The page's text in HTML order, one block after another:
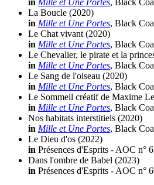
in Mille et Une Portes, Black
La Boucle (2020)
in Mille et Une Portes, Black
Le Chat vivant (2020)
in Mille et Une Portes, Black
Le Chevalier, le pirate et la
in Mille et Une Portes, Black
Le Sang de l'oiseau (2020)
in Mille et Une Portes, Black
Le Sommeil créatif de Maxime
in Mille et Une Portes, Black
Nos habitats interstitiels (2020)
in Mille et Une Portes, Black
Le Dieu d'os (2022)
in Présences d'Esprits - AOC n°
Dans l'ombre de Babel (2023)
in Présences d'Esprits - AOC n°